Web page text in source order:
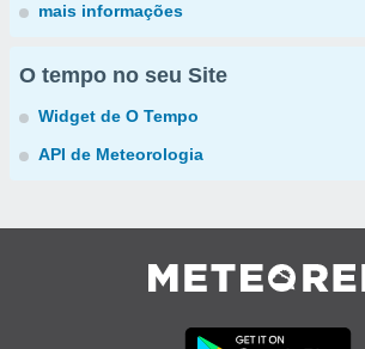
mais informações
O tempo no seu Site
Widget de O Tempo
API de Meteorologia